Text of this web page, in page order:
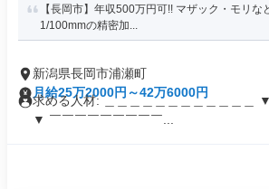
【長岡市】年収500万円可!! マザック・モリな
1/100mmの精密加...
新潟県長岡市浦瀬町
月給25万2000円～42万6000円
求める人材: ＿＿＿＿＿＿＿＿＿＿＿＿
▼ ￣￣￣￣￣￣￣￣￣...